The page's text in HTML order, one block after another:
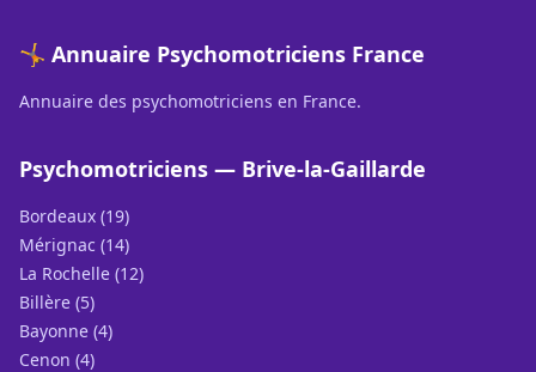
🤸 Annuaire Psychomotriciens France
Annuaire des psychomotriciens en France.
Psychomotriciens — Brive-la-Gaillarde
Bordeaux (19)
Mérignac (14)
La Rochelle (12)
Billère (5)
Bayonne (4)
Cenon (4)